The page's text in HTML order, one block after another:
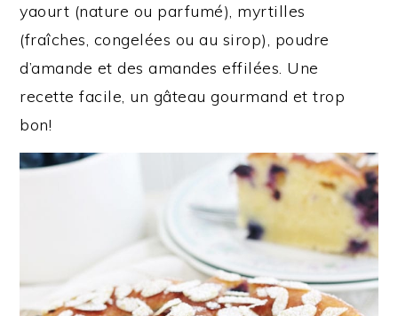
yaourt (nature ou parfumé), myrtilles
(fraîches, congelées ou au sirop), poudre
d’amande et des amandes effilées. Une
recette facile, un gâteau gourmand et trop
bon!